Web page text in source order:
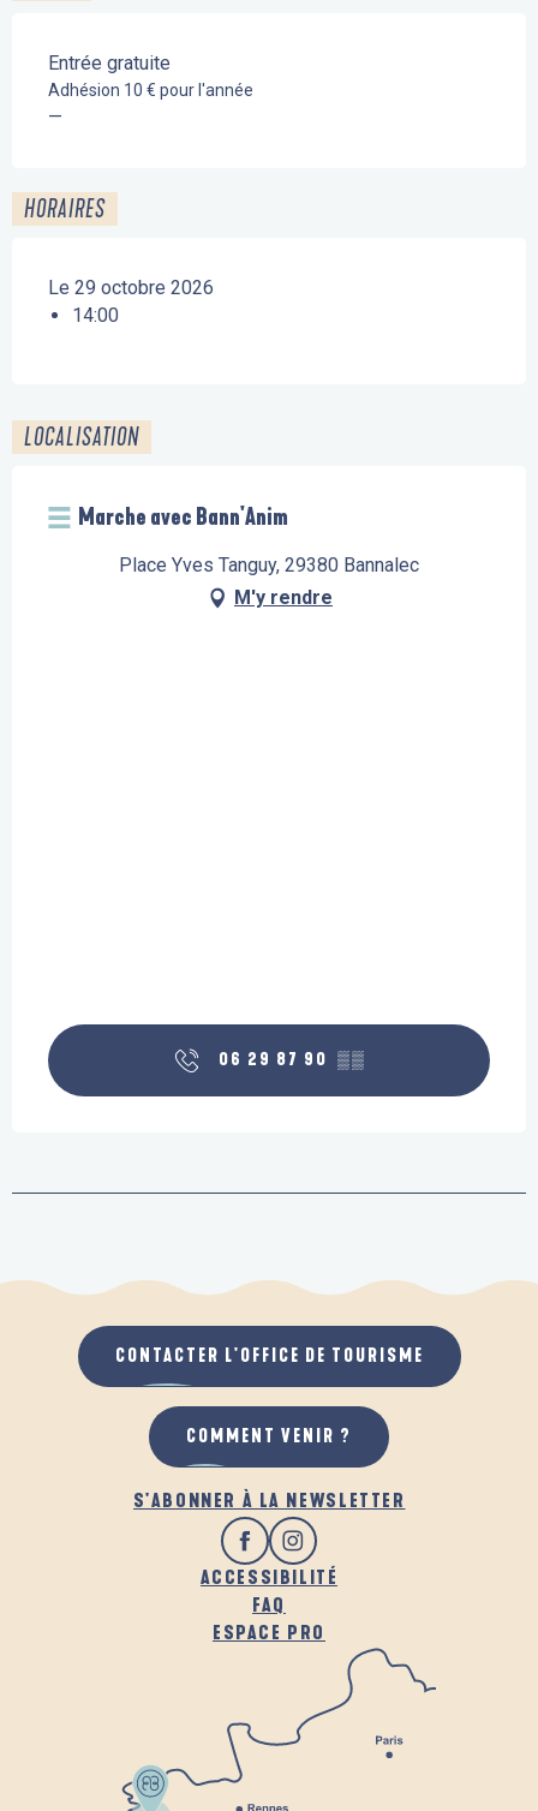
Entrée gratuite
Adhésion 10 € pour l'année
—
HORAIRES
Le 29 octobre 2026
14:00
LOCALISATION
Marche avec Bann'Anim
Place Yves Tanguy, 29380 Bannalec
M'y rendre
06 29 87 90 ▒▒
S'ABONNER À LA NEWSLETTER
ACCESSIBILITÉ
FAQ
ESPACE PRO
CONTACTER L'OFFICE DE TOURISME
COMMENT VENIR ?